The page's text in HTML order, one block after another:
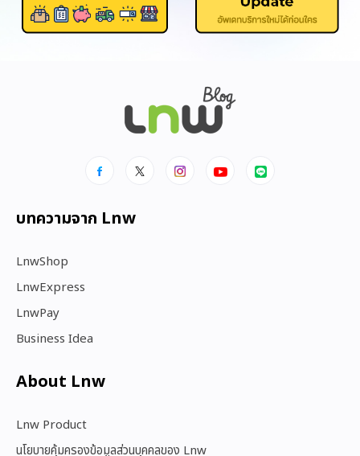
บทความจาก Lnw
LnwShop
LnwExpress
LnwPay
Business Idea
About Lnw​
Lnw Product
นโยบายคุ้มครองข้อมูลส่วนบุคคลของ Lnw